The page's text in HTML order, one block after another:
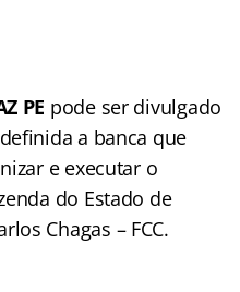
PE pode ser divulgado
a banca que
e executar o
do Estado de
Chagas – FCC.